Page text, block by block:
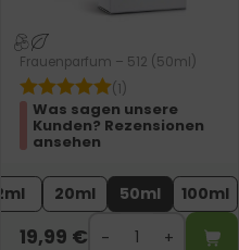
Frauenparfum – 512 (50ml)
(1)
Was sagen unsere
Kunden? Rezensionen
ansehen
2ml 20ml 50ml 100ml
19,99 €